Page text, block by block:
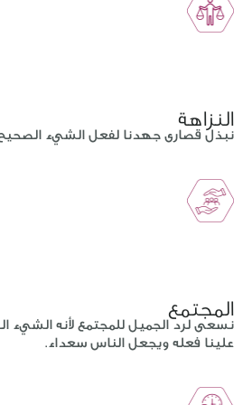
النزاهة
نبذل قصارى جهدنا لفعل الشيء
المجتمع
نسعى لرد الجميل للمجتمع لأنه الشيء
علينا فعله ويجعل الناس سعداء.